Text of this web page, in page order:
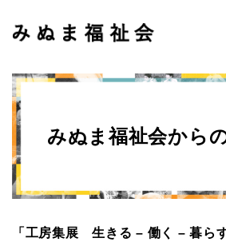
みぬま福祉会から
「工房集展 生きる – 働く – 暮ら